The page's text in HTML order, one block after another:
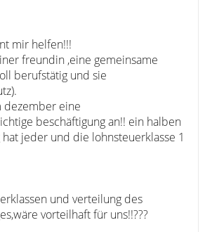
mir helfen!!!
freundin ,eine gemeinsame
berufstätig und sie
dezember eine
beschäftigung an!! ein halben
jeder und die lohnsteuerklasse 1
und verteilung des
vorteilhaft für uns!!???